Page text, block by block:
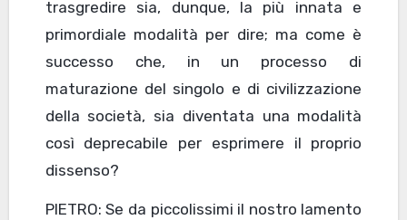
trasgredire sia, dunque, la più innata e
primordiale modalità per dire; ma come è
successo che, in un processo di
maturazione del singolo e di civilizzazione
della società, sia diventata una modalità
così deprecabile per esprimere il proprio
dissenso?
PIETRO: Se da piccolissimi il nostro lamento